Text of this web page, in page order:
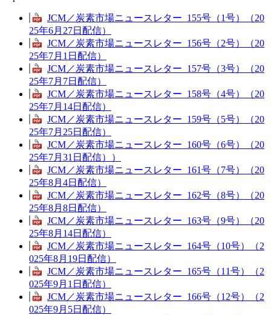
JCM／炭素市場ニュースレター_155号（1号）（20
25年6月27日配信）
JCM／炭素市場ニュースレター_156号（2号）（20
25年7月1日配信）
JCM／炭素市場ニュースレター_157号（3号）（20
25年7月7日配信）
JCM／炭素市場ニュースレター_158号（4号）（20
25年7月14日配信）
JCM／炭素市場ニュースレター_159号（5号）（20
25年7月25日配信）
JCM／炭素市場ニュースレター_160号（6号）（20
25年7月31日配信））
JCM／炭素市場ニュースレター_161号（7号）（20
25年8月4日配信）
JCM／炭素市場ニュースレター_162号（8号）（20
25年8月8日配信）
JCM／炭素市場ニュースレター_163号（9号）（20
25年8月14日配信）
JCM／炭素市場ニュースレター_164号（10号）（2
025年8月19日配信）
JCM／炭素市場ニュースレター_165号（11号）（2
025年9月1日配信）
JCM／炭素市場ニュースレター_166号（12号）（2
025年9月5日配信）